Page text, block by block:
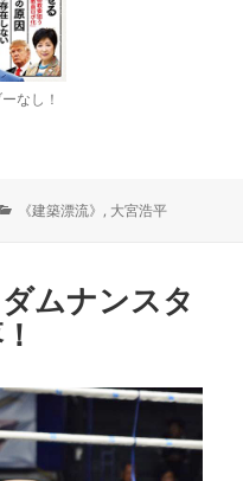
なし！
カ
ー
《建築漂流》 , 大宮浩平
ムナンスタ